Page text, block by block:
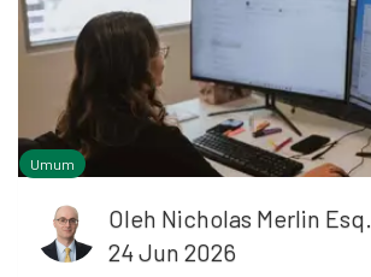
Umum
Oleh Nicholas Merlin Esq.
24 Jun 2026